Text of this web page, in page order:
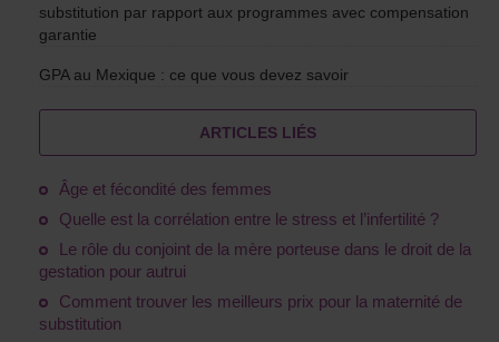
substitution par rapport aux programmes avec compensation
garantie
GPA au Mexique : ce que vous devez savoir
ARTICLES LIÉS
Âge et fécondité des femmes
Quelle est la corrélation entre le stress et l’infertilité ?
Le rôle du conjoint de la mère porteuse dans le droit de la
gestation pour autrui
Comment trouver les meilleurs prix pour la maternité de
substitution